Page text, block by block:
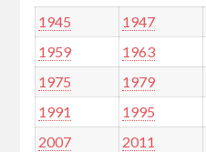
1945 1947
1959
1963
1975
1979
1991
1995
2007
2011